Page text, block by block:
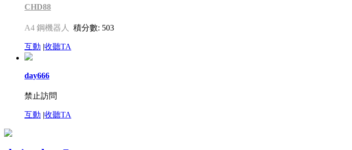
CHD88
A4 鋼機器人 積分數: 503
互動 |收聽TA
day666
禁止訪問
互動 |收聽TA